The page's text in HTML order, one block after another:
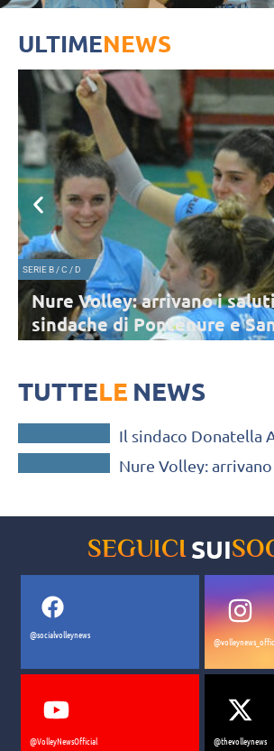
ULTIMENEWS
SERIE B / C / D
Nure Volley: arrivano i
sindache di Pontenure e
Piacentino
ragazze del Nure Volley
TUTTELE NEWS
SERIE B / C / D
Il sindaco Donatella
SERIE B / C / D
Nure Volley:
SEGUICI SUI
@socialvolleynews
@VolleyNewsOfficial @thevolleynews